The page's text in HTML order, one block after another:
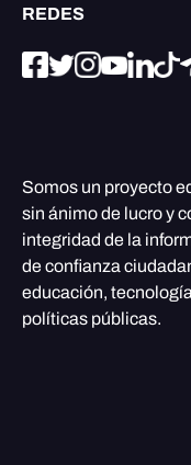
REDES
Somos un proyecto
sin ánimo de lucro y
integridad de la
de confianza
educación,
políticas públicas.